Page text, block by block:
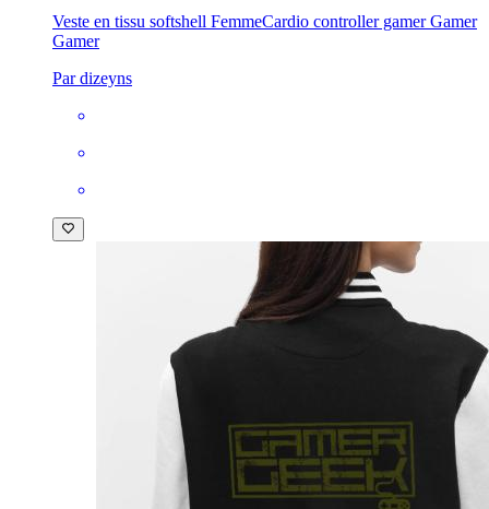
Veste en tissu softshell FemmeCardio controller gamer Gamer
Gamer
Par dizeyns